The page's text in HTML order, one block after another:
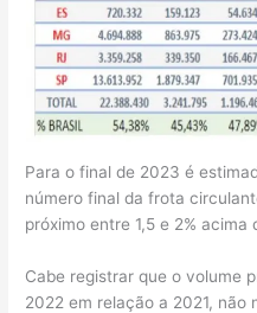
Para o final de 2023 é
número final da frota
próximo entre 1,5 e 2% acima
Cabe registrar que o volume
2022 em relação a 2021, não